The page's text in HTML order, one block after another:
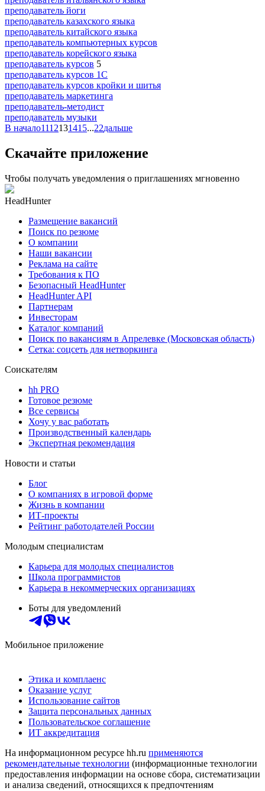
преподаватель йоги
преподаватель казахского языка
преподаватель китайского языка
преподаватель компьютерных курсов
преподаватель корейского языка
преподаватель курсов 5
преподаватель курсов 1С
преподаватель курсов кройки и шитья
преподаватель маркетинга
преподаватель-методист
преподаватель музыки
В начало1112131415...22дальше
Скачайте приложение
Чтобы получать уведомления о приглашениях мгновенно
HeadHunter
Размещение вакансий
Поиск по резюме
О компании
Наши вакансии
Реклама на сайте
Требования к ПО
Безопасный HeadHunter
HeadHunter API
Партнерам
Инвесторам
Каталог компаний
Поиск по вакансиям в Апрелевке (Московская область)
Сетка: соцсеть для нетворкинга
Соискателям
hh PRO
Готовое резюме
Все сервисы
Хочу у вас работать
Производственный календарь
Экспертная рекомендация
Новости и статьи
Блог
О компаниях в игровой форме
Жизнь в компании
ИТ-проекты
Рейтинг работодателей России
Молодым специалистам
Карьера для молодых специалистов
Школа программистов
Карьера в некоммерческих организациях
Боты для уведомлений
Мобильное приложение
Этика и комплаенс
Оказание услуг
Использование сайтов
Защита персональных данных
Пользовательское соглашение
ИТ аккредитация
На информационном ресурсе hh.ru применяются
рекомендательные технологии (информационные технологии
предоставления информации на основе сбора, систематизации
и анализа сведений, относящихся к предпочтениям